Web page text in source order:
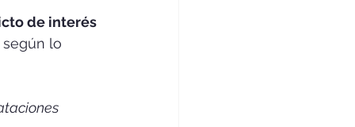
de interés
según lo